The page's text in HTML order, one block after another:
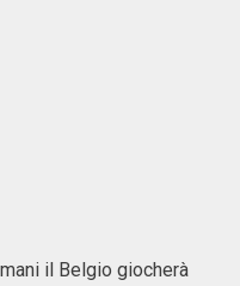
il Belgio giocherà